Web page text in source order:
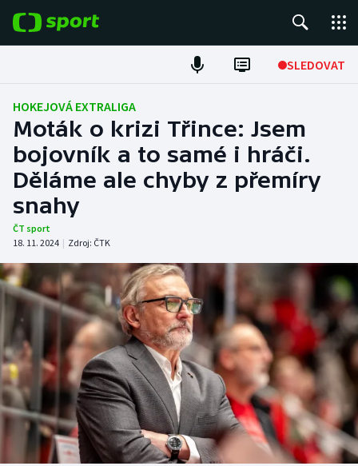
SLEDOVAT
Fotbal
Hokej
Tenis
Atletika
DALŠÍ SPORTY
Americký fotbal
Baseball a softbal
Basketbal
Biatlon
NEPŘEHLÉDNĚTE
Soutěže
Historické návraty
Aplikace ČT sport
HOKEJOVÁ EXTRALIGA
Moták o krizi Třince: Jsem
bojovník a to samé i hráči.
Děláme ale chyby z přemíry
snahy
ČT sport
18. 11. 2024 | Zdroj: ČTK